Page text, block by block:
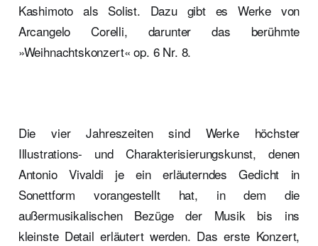
Kashimoto als Solist. Dazu gibt es Werke von
Arcangelo Corelli, darunter das berühmte
»Weihnachtskonzert« op. 6 Nr. 8.
Die vier Jahreszeiten sind Werke höchster
Illustrations- und Charakterisierungskunst, denen
Antonio Vivaldi je ein erläuterndes Gedicht in
Sonettform vorangestellt hat, in dem die
außermusikalischen Bezüge der Musik bis ins
kleinste Detail erläutert werden. Das erste Konzert,